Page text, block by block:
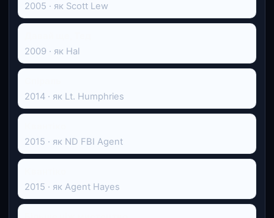
2005 · як Scott Lew
2009 · як Hal
2014 · як Lt. Humphries
2015 · як ND FBI Agent
2015 · як Agent Hayes